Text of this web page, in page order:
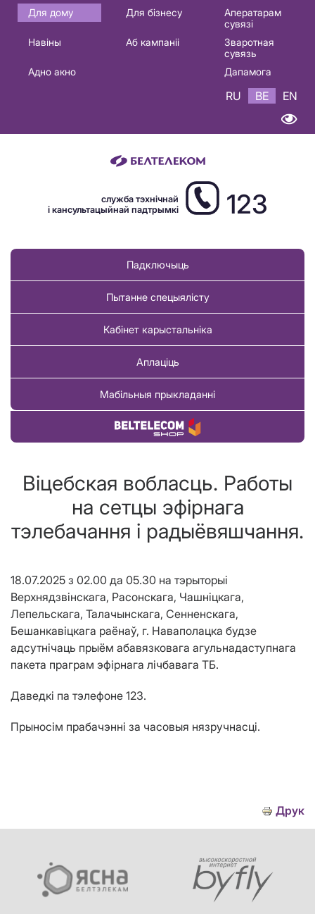
Основная
навигация
Для дому Для бізнесу
Аператарам
сувязі
Навіны
Аб кампаніі
Зваротная
сувязь
Адно акно
Дапамога
RU BE EN
служба тэхнічнай
і кансультацыйнай падтрымкі
123
Падключыць
Пытанне спецыялісту
Кабінет карыстальніка
Аплаціць
Мабільныя прыкладанні
Купіць тавар
Віцебская вобласць. Работы
на сетцы эфірнага
тэлебачання і радыёвяшчання.
18.07.2025 з 02.00 да 05.30 на тэрыторыі
Верхнядзвінскага, Расонскага, Чашніцкага,
Лепельскага, Талачынскага, Сенненскага,
Бешанкавіцкага раёнаў, г. Наваполацка будзе
адсутнічаць прыём абавязковага агульнадаступнага
пакета праграм эфірнага лічбавага ТБ.
Даведкі па тэлефоне 123.
Прыносім прабачэнні за часовыя нязручнасці.
Друк